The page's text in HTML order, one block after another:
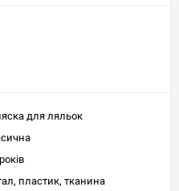
для ляльок
пластик, тканина